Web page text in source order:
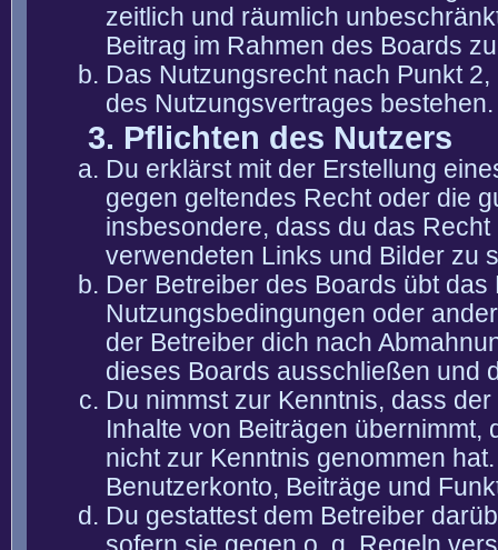
zeitlich und räumlich
Beitrag im Rahmen des Boards
Das Nutzungsrecht nach Punkt
des Nutzungsvertrages bestehen.
3. Pflichten des Nutzers
Du erklärst mit der Erstellung
gegen geltendes Recht oder die
insbesondere, dass du das
verwendeten Links und Bilder zu
Der Betreiber des Boards übt
Nutzungsbedingungen oder
der Betreiber dich nach
dieses Boards ausschließen und
Du nimmst zur Kenntnis, dass
Inhalte von Beiträgen übernimmt,
nicht zur Kenntnis genommen
Benutzerkonto, Beiträge und
Du gestattest dem Betreiber